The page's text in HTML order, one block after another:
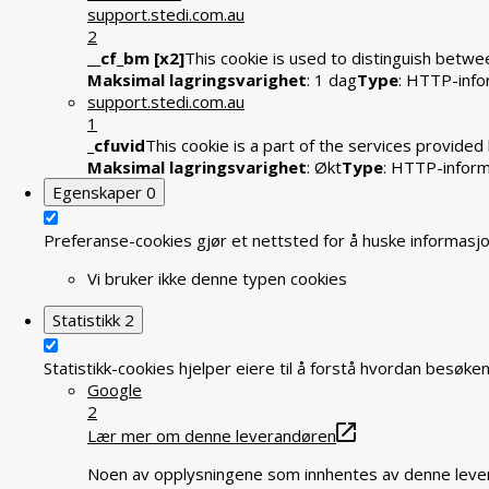
support.stedi.com.au
2
__cf_bm [x2]This cookie is used to distinguish
Maksimal lagringsvarighet: 1 dagType: HTTP-
support.stedi.com.au
1
_cfuvidThis cookie is a part of the services
Maksimal lagringsvarighet: ØktType: HTTP-
Egenskaper 0
Preferanse-cookies gjør et nettsted for å huske
Vi bruker ikke denne typen cookies
Statistikk 2
Statistikk-cookies hjelper eiere til å forstå hvordan
Google
2
Lær mer om denne leverandøren
Noen av opplysningene som innhentes av denne